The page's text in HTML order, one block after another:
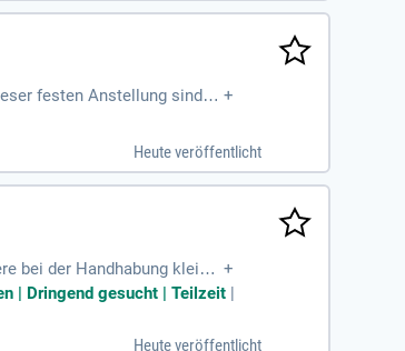
festen Anstellung sind Si
Sicherheitspersonals und
tragen Sie zur Prävention v
+
Heute veröffentlicht
bei der Handhabung kleiner
Flexibilität
+
| Dringend gesucht | Teilzeit |
Heute veröffentlicht